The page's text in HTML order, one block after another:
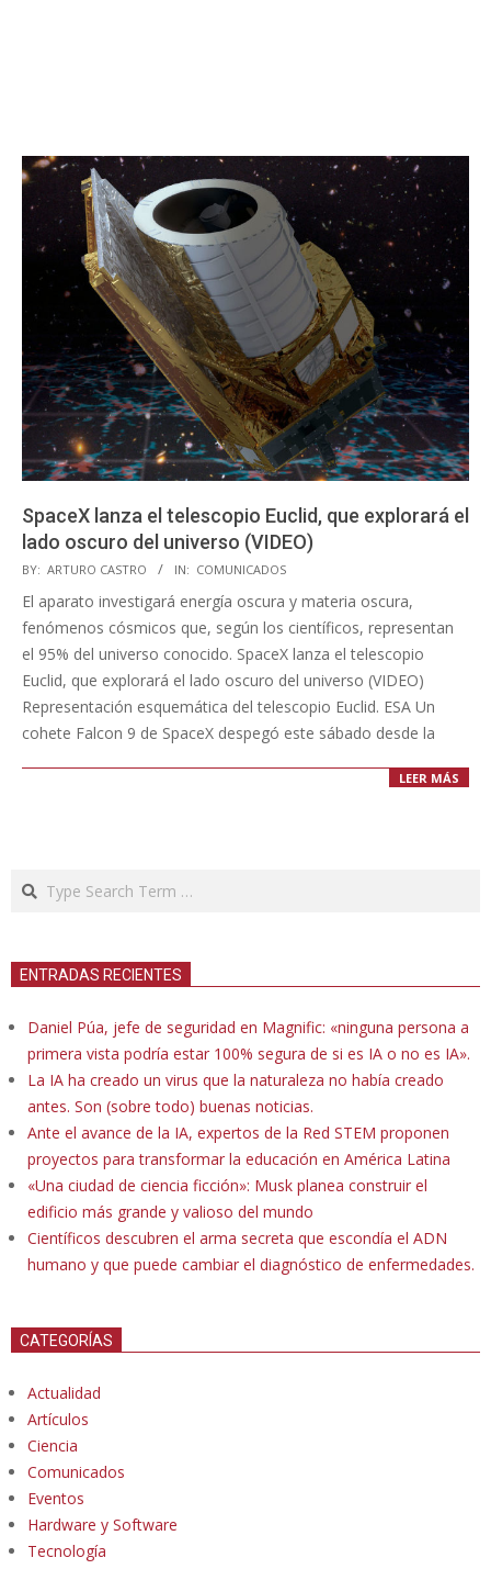
SpaceX lanza el telescopio Euclid, que explorará el
lado oscuro del universo (VIDEO)
2023-
07-
02
BY: ARTURO CASTRO IN: COMUNICADOS
El aparato investigará energía oscura y materia oscura,
fenómenos cósmicos que, según los científicos, representan
el 95% del universo conocido. SpaceX lanza el telescopio
Euclid, que explorará el lado oscuro del universo (VIDEO)
Representación esquemática del telescopio Euclid. ESA Un
cohete Falcon 9 de SpaceX despegó este sábado desde la
LEER MÁS
Search
ENTRADAS RECIENTES
Daniel Púa, jefe de seguridad en Magnific: «ninguna persona a
primera vista podría estar 100% segura de si es IA o no es IA».
La IA ha creado un virus que la naturaleza no había creado
antes. Son (sobre todo) buenas noticias.
Ante el avance de la IA, expertos de la Red STEM proponen
proyectos para transformar la educación en América Latina
«Una ciudad de ciencia ficción»: Musk planea construir el
edificio más grande y valioso del mundo
Científicos descubren el arma secreta que escondía el ADN
humano y que puede cambiar el diagnóstico de enfermedades.
CATEGORÍAS
Actualidad
Artículos
Ciencia
Comunicados
Eventos
Hardware y Software
Tecnología